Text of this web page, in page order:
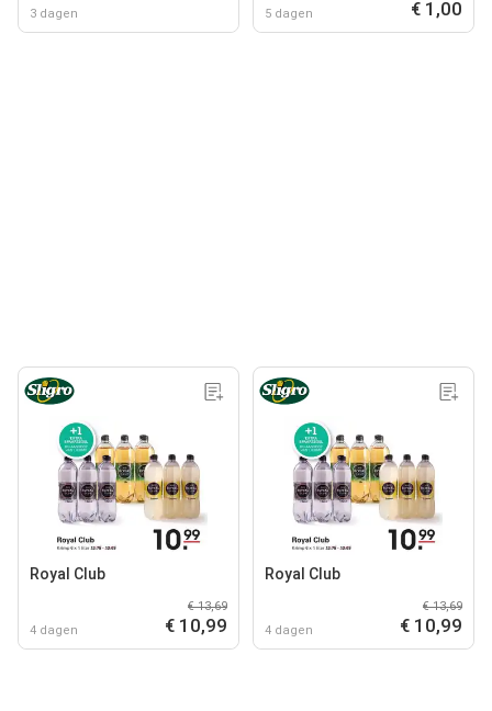
3 dagen 5 dagen € 1,00
Royal Club
4 dagen
€ 13,69
€ 10,99
Royal Club
4 dagen
€ 13,69
€ 10,99